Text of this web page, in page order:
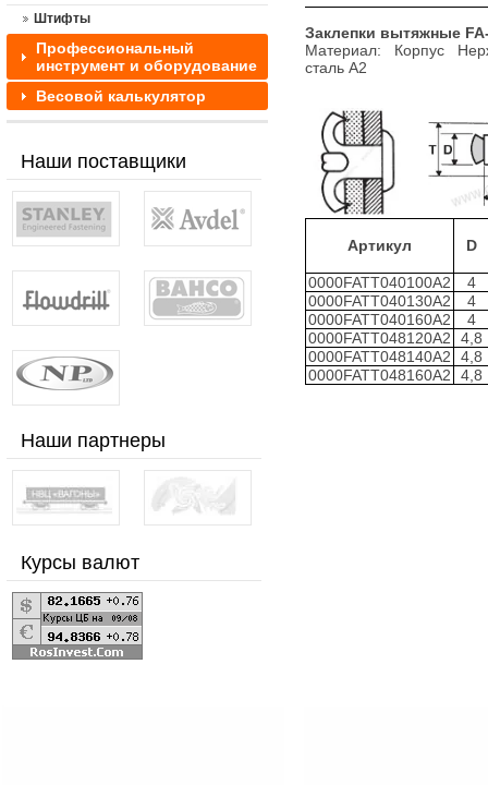
Заклепки вытяжные
Материал: Корпус
сталь A2
Артикул D
0000FATT040100А2
4
0000FATT040130А2
4
0000FATT040160А2
4
0000FATT048120А2
4,8
0000FATT048140А2
4,8
0000FATT048160А2
4,8
Штифты
Профессиональный
инструмент и оборудование
Весовой калькулятор
Наши поставщики
Наши партнеры
Курсы валют